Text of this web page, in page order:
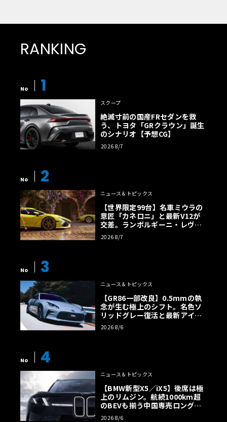
RANKING
No 1
スクープ
絶滅寸前の国産FRセダンを救
う、トヨタ「GRクラウン」誕生
のシナリオ【予想CG】
2026 8/7
No 2
ニュース＆トピックス
【世界限定99台】名車ミウラの
意匠「カネロニ」と最新V12が
交差。ランボルギーニ・レヴエ
ルトに60周年記念車が登場
2026 8/7
No 3
ニュース＆トピックス
【GR86一部改良】0.5mmの執
念が生む極上のシフト。名色ソ
リッドグレー復活と最新アイサ
イトでFRの極みへ
2026 8/6
No 4
ニュース＆トピックス
【BMW新型X5／iX5】後席は極
上のリムジン。航続1000km超
のBEVも揃う中国専売ロング仕
様の全貌
2026 8/6